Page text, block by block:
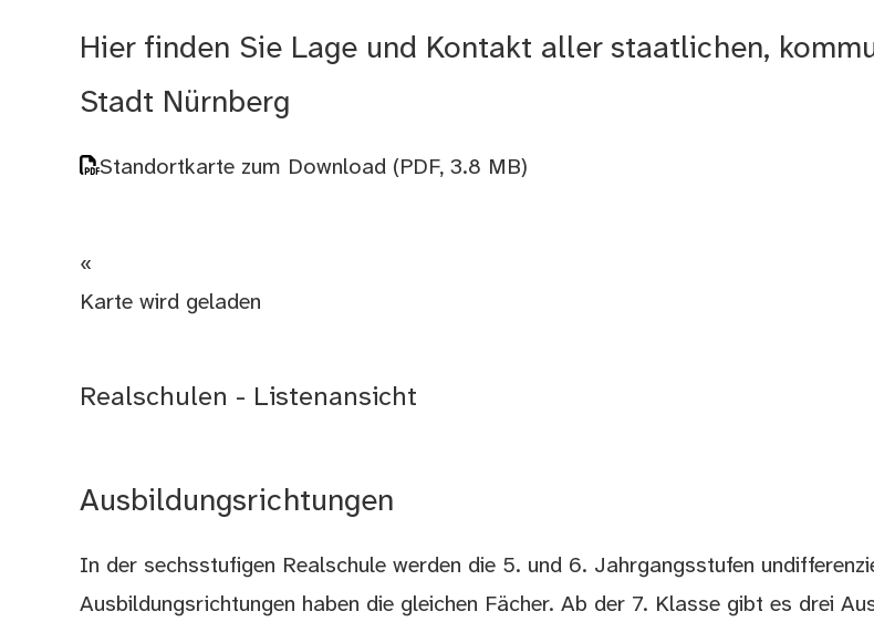
Hier finden Sie Lage und Kontakt aller staatlichen,
Stadt Nürnberg
Standortkarte zum Download (PDF, 3.8 MB)
«
Karte wird geladen
Realschulen - Listenansicht
Ausbildungsrichtungen
In der sechsstufigen Realschule werden die 5. und 6. Jahrgangsstufen
Ausbildungsrichtungen haben die gleichen Fächer. Ab der 7. Klasse gibt es drei